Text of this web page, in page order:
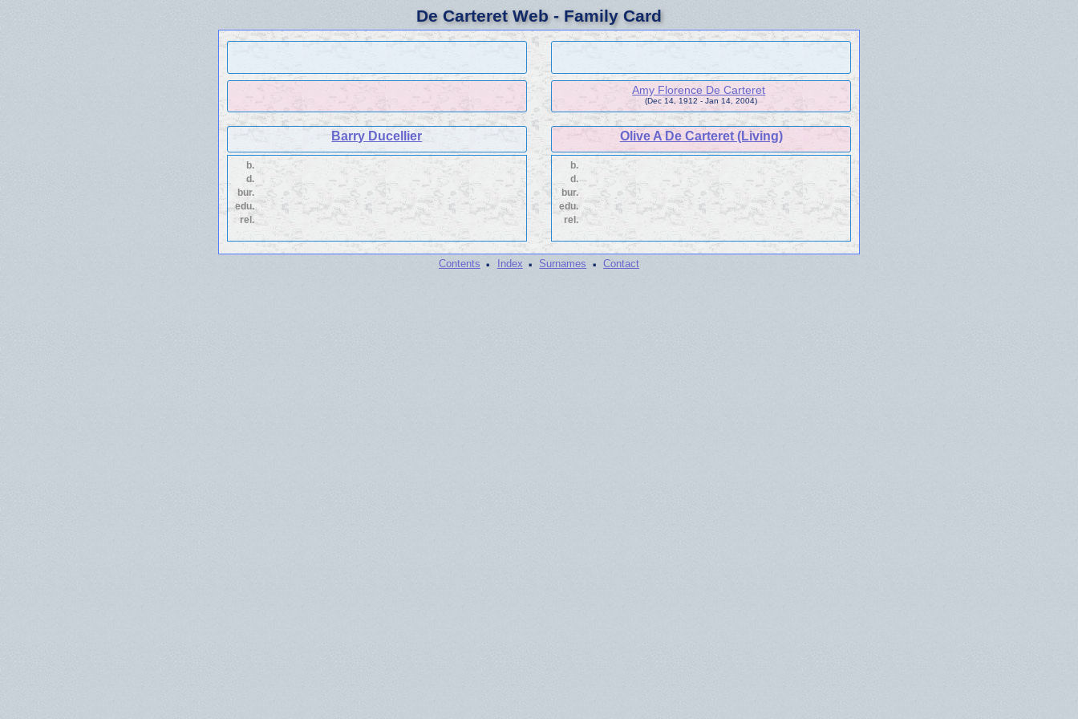
De Carteret Web - Family Card
Amy Florence De Carteret
(Dec 14, 1912 - Jan 14, 2004)
Barry Ducellier Olive A De Carteret (Living)
b.
d.
bur.
edu.
rel.
b.
d.
bur.
edu.
rel.
Contents · Index · Surnames · Contact